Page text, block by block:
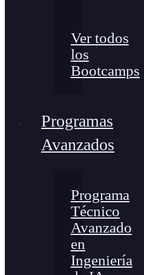
Ver todos
los
Bootcamps
Programas
Avanzados
Programa
Técnico
Avanzado
en
Ingeniería